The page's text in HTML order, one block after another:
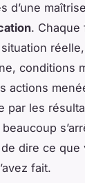
d’une
. Chaque
conditions
actions
par les
dire ce que
fait.